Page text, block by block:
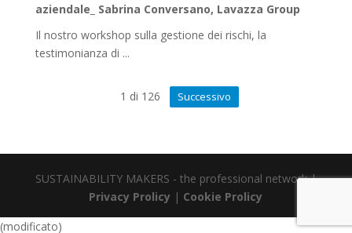
aziendale_ Sabrina Conversano, Lavazza Group
Il nostro workshop sulla gestione dei rischi, la
testimonianza di ...
1 di 126 Successivo
SUSTAINABILITY MAKERS - the professional network |
Privacy Prolicy | Cookie Prolicy
(modificato)